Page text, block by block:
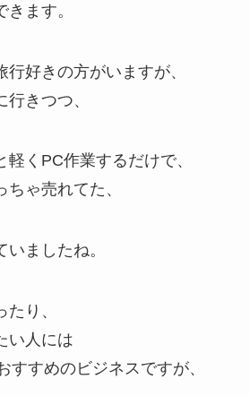
ます。
好きの方がいますが、
きつつ、
くPC作業するだけで、
ゃ売れてた、
ましたね。
り、
い人には
すすめのビジネスですが、